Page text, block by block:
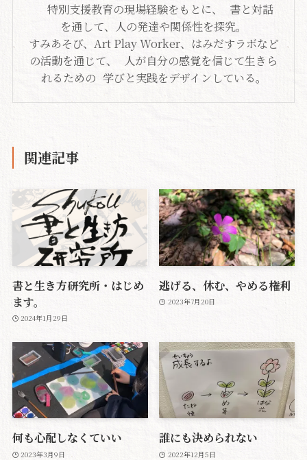
特別支援教育の現場経験をもとに、 書と対話
を通して、人の発達や関係性を探究。
すみあそび、Art Play Worker、はみだすラボなど
の活動を通じて、 人が自分の感覚を信じて生きら
れるための 学びと実践をデザインしている。
関連記事
書と生き方研究所・はじめ
ます。
2024年1月29日
逃げる、休む、やめる権利
2023年7月20日
何も心配しなくていい
2023年3月9日
誰にも決められない
2022年12月5日